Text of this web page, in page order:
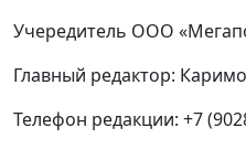
Учередитель ООО
Главный редактор:
Телефон редакции: +7